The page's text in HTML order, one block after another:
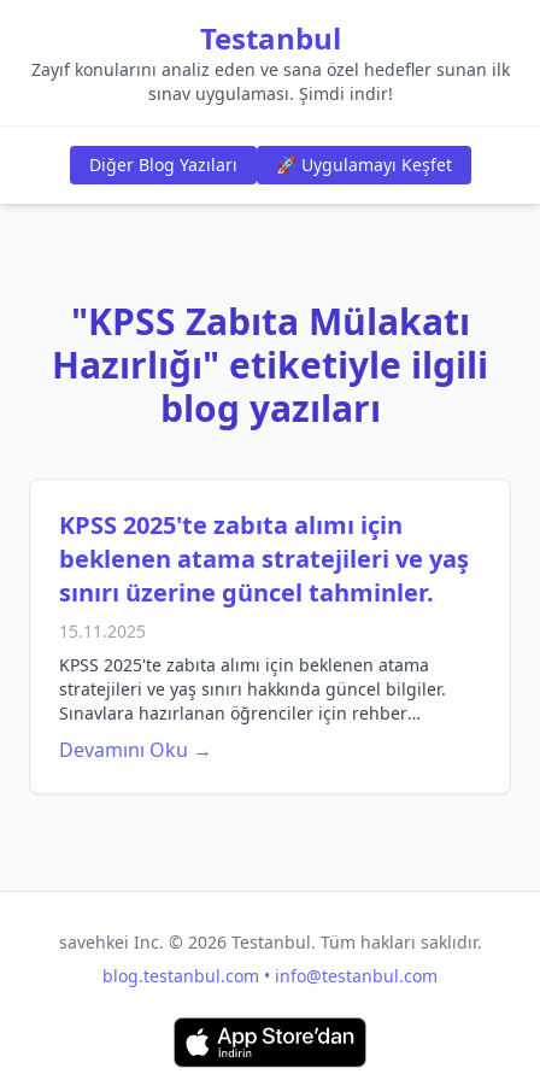
Testanbul
Zayıf konularını analiz eden ve sana özel hedefler sunan ilk
sınav uygulaması. Şimdi indir!
Diğer Blog Yazıları 🚀 Uygulamayı Keşfet
"KPSS Zabıta Mülakatı
Hazırlığı" etiketiyle ilgili
blog yazıları
KPSS 2025'te zabıta alımı için
beklenen atama stratejileri ve yaş
sınırı üzerine güncel tahminler.
15.11.2025
KPSS 2025'te zabıta alımı için beklenen atama
stratejileri ve yaş sınırı hakkında güncel bilgiler.
Sınavlara hazırlanan öğrenciler için rehber
niteliğinde bir yazı.
Devamını Oku →
savehkei Inc. © 2026Testanbul. Tüm hakları saklıdır.
blog.testanbul.com • info@testanbul.com